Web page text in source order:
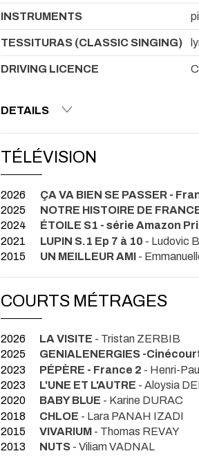
INSTRUMENTS
TESSITURAS (CLASSIC SINGING)
DRIVING LICENCE
DETAILS
TÉLÉVISION
2026 ÇA VA BIEN SE PASSER -
2025
NOTRE HISTOIRE DE
2024
ÉTOILE S1 - série Amazon
2021
LUPIN S.1 Ep 7 à 10 - Ludovic
2015
UN MEILLEUR AMI -
COURTS MÉTRAGES
2026 LA VISITE - Tristan ZERBIB
2025
GENIALENERGIES -
2023
PÉPÈRE - France 2 - Henri-
2023
L'UNE ET L'AUTRE - Aloysia
2020
BABY BLUE - Karine DURAC
2018
CHLOE - Lara PANAH IZADI
2015
VIVARIUM - Thomas REVAY
2013
NUTS - Viliam VADNAL